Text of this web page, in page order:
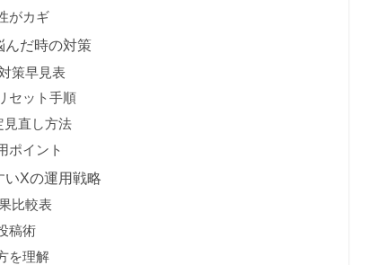
がカギ
んだ時の対策
策早見表
セット手順
見直し方法
ポイント
いXの運用戦略
比較表
稿術
を理解